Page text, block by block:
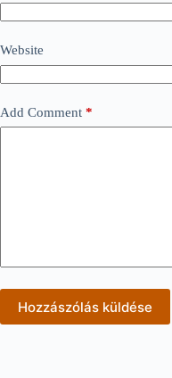
Website
Add Comment *
Hozzászólás küldése